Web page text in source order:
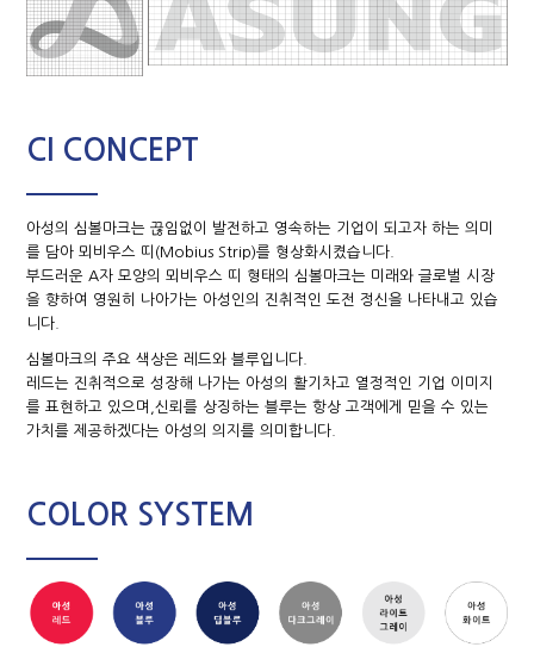
CI CONCEPT
아성의 심볼마크는 끊임없이 발전하고 영속하는 기업이 되고자 하는 의미
를 담아 뫼비우스 띠(Mobius Strip)를 형상화시켰습니다.
부드러운 A자 모양의 뫼비우스 띠 형태의 심볼마크는 미래와 글로벌 시장
을 향하여 영원히 나아가는 아성인의 진취적인 도전 정신을 나타내고 있습
니다.
심볼마크의 주요 색상은 레드와 블루입니다.
레드는 진취적으로 성장해 나가는 아성의 활기차고 열정적인 기업 이미지
를 표현하고 있으며,신뢰를 상징하는 블루는 항상 고객에게 믿을 수 있는
가치를 제공하겠다는 아성의 의지를 의미합니다.
COLOR SYSTEM